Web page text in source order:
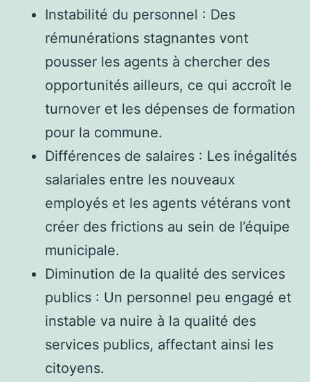
Instabilité du personnel : Des
rémunérations stagnantes vont
pousser les agents à chercher des
opportunités ailleurs, ce qui accroît le
turnover et les dépenses de formation
pour la commune.
Différences de salaires : Les inégalités
salariales entre les nouveaux
employés et les agents vétérans vont
créer des frictions au sein de l’équipe
municipale.
Diminution de la qualité des services
publics : Un personnel peu engagé et
instable va nuire à la qualité des
services publics, affectant ainsi les
citoyens.